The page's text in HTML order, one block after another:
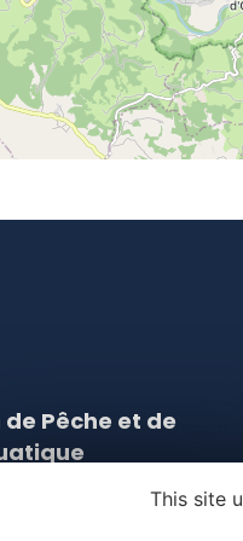
Pêche et de
This site